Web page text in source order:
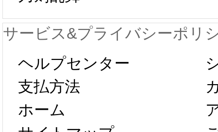
が一時停止いた
します。 2月5日
以後のご注文
は、2月25日か
プレ
新春
字半
サービス&プライバシーポリ
ヘルプセンター
支払方法
ホーム